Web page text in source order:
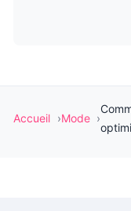
Accueil Mode